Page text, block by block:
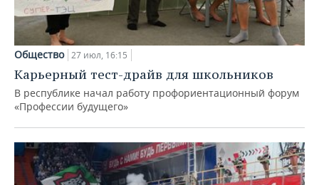
Общество 27 июл, 16:15
Карьерный тест-драйв для школьников
В республике начал работу профориентационный форум
«Профессии будущего»